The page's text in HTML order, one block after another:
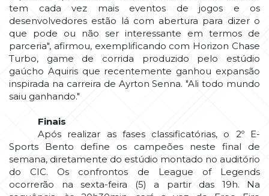
tem cada vez mais eventos de jogos e os
desenvolvedores estão lá com abertura para dizer o
que pode ou não ser interessante em termos de
parceria", afirmou, exemplificando com Horizon Chase
Turbo, game de corrida produzido pelo estúdio
gaúcho Aquiris que recentemente ganhou expansão
inspirada na carreira de Ayrton Senna. "Ali todo mundo
saiu ganhando."
Finais
Após realizar as fases classificatórias, o 2º E-
Sports Bento define os campeões neste final de
semana, diretamente do estúdio montado no auditório
do CIC. Os confrontos de League of Legends
ocorrerão na sexta-feira (5) a partir das 19h. Na